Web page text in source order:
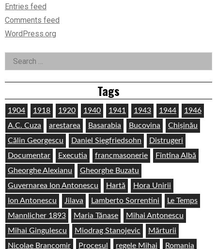
Entries feed
Comments feed
WordPress.org
Search
for:
Tags
1904 1918 1920 1940 1941 1943 1944
1946
A.C. Cuza
arestarea Basarabia Bucovina
Chișinău
Călin Georgescu
Daniel Siegfriedsohn
Distrugeri
Documentar
Executia francmasonerie
Fîntîna Albă
Gheorghe Alexianu
Gheorghe Buzatu
Guvernarea Ion Antonescu
Hartă
Hora Unirii
Ion Antonescu
Jilava Lamberto Sorrentini
Le Temps
Mannlicher 1893
Maria Tănase
Mihai Antonescu
Mihai Gingulescu
Miodrag Stanojevic
Mărturii
Nicolae Brancomir
Procesul regele Mihai Romania